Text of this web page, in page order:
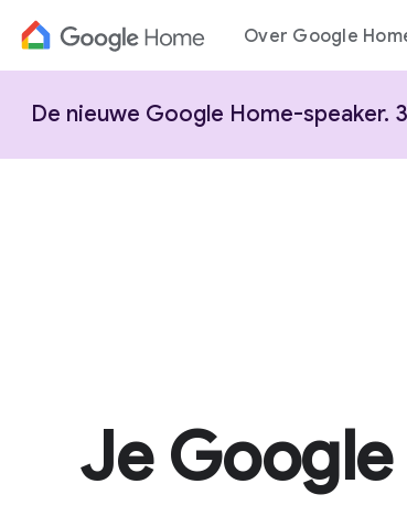
De nieuwe Google Home-speaker.
Over Google
Je